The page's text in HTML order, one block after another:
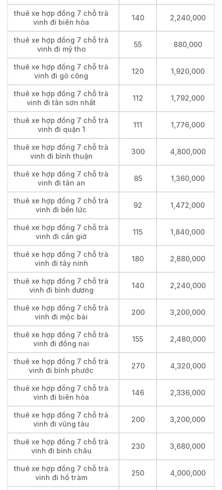
thuê xe hợp đồng 7 chỗ trà
vinh đi biên hòa
140 2,240,000
thuê xe hợp đồng 7 chỗ trà
vinh đi mỹ tho
55 880,000
thuê xe hợp đồng 7 chỗ trà
vinh đi gò công
120 1,920,000
thuê xe hợp đồng 7 chỗ trà
vinh đi tân sơn nhất
112 1,792,000
thuê xe hợp đồng 7 chỗ trà
vinh đi quận 1
111 1,776,000
thuê xe hợp đồng 7 chỗ trà
vinh đi bình thuận
300 4,800,000
thuê xe hợp đồng 7 chỗ trà
vinh đi tân an
85 1,360,000
thuê xe hợp đồng 7 chỗ trà
vinh đi bến lức
92 1,472,000
thuê xe hợp đồng 7 chỗ trà
vinh đi cần giờ
115 1,840,000
thuê xe hợp đồng 7 chỗ trà
vinh đi tây ninh
180 2,880,000
thuê xe hợp đồng 7 chỗ trà
vinh đi bình dương
140 2,240,000
thuê xe hợp đồng 7 chỗ trà
vinh đi mộc bài
200 3,200,000
thuê xe hợp đồng 7 chỗ trà
vinh đi đồng nai
155 2,480,000
thuê xe hợp đồng 7 chỗ trà
vinh đi bình phước
270 4,320,000
thuê xe hợp đồng 7 chỗ trà
vinh đi biên hòa
146 2,336,000
thuê xe hợp đồng 7 chỗ trà
vinh đi vũng tàu
200 3,200,000
thuê xe hợp đồng 7 chỗ trà
vinh đi bình châu
230 3,680,000
thuê xe hợp đồng 7 chỗ trà
vinh đi hồ tràm
250 4,000,000